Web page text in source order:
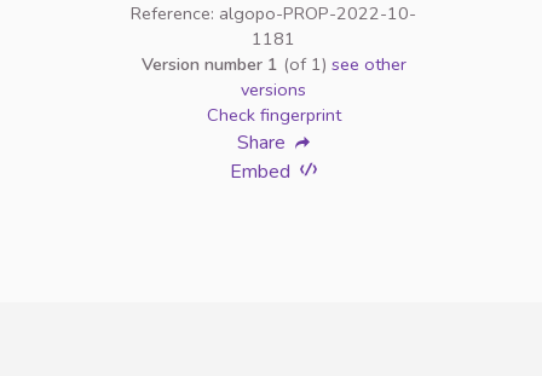
Reference: algopo-PROP-2022-10-
1181
Version number 1 (of 1) see other
versions
Check fingerprint
Share
Embed